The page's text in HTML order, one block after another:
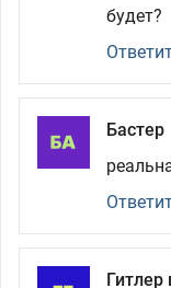
будет?
Бастер
Гитлер